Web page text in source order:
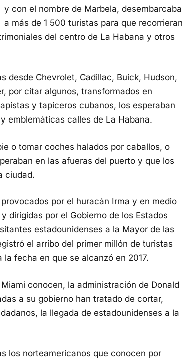
disminuir
y con el nombre de Marbela, desembarcaba
a más de 1 500 turistas para que recorrieran
del centro de La Habana y otros
desde Chevrolet, Cadillac, Buick, Hudson,
por citar algunos, transformados en
y tapiceros cubanos, los esperaban
emblemáticas calles de La Habana.
o tomar coches halados por caballos, o
en las afueras del puerto y que los
ciudad.
por el huracán Irma y en medio
dirigidas por el Gobierno de los Estados
estadounidenses a la Mayor de las
el arribo del primer millón de turistas
fecha en que se alcanzó en 2017.
conocen, la administración de Donald
a su gobierno han tratado de cortar,
la llegada de estadounidenses a la
los norteamericanos que conocen por